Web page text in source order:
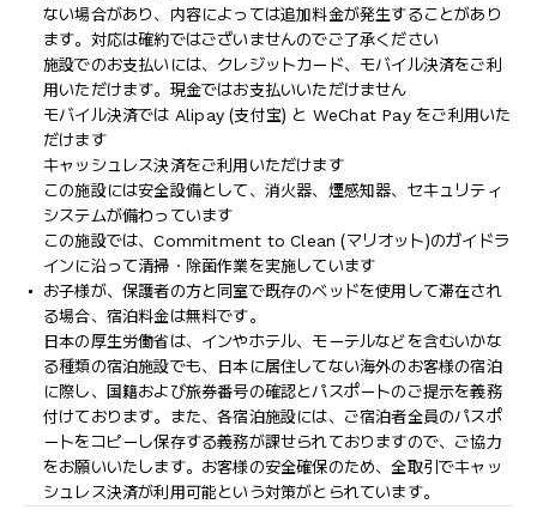
ない場合があり、内容によっては追加料金が発生することがあり
ます。対応は確約ではございませんのでご了承ください
施設でのお支払いには、クレジットカード、モバイル決済をご利
用いただけます。現金ではお支払いいただけません
モバイル決済では Alipay (支付宝) と WeChat Pay をご利用いた
だけます
キャッシュレス決済をご利用いただけます
この施設には安全設備として、消火器、煙感知器、セキュリティ
システムが備わっています
この施設では、Commitment to Clean (マリオット)のガイドラ
インに沿って清掃・除菌作業を実施しています
お子様が、保護者の方と同室で既存のベッドを使用して滞在され
る場合、宿泊料金は無料です。
日本の厚生労働省は、インやホテル、モーテルなどを含むいかな
る種類の宿泊施設でも、日本に​居住してない海外のお客様の宿泊
に際し、国籍および旅券番号の確認とパスポートのご提示を義務
付け​ております。また、各宿泊施設には、ご宿泊者全員のパスポ
ートをコピーし保存する義務が課せられておりますの​で、ご協力
をお願いいたします。お客様の安全確保のため、全取引でキャッ
シュレス決済が利用可能という対策がとられています。